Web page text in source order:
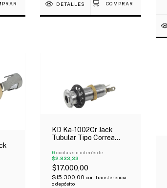
DETALLES
KD Ka-1002Cr Jack
Tubular Tipo Correa
6 cuotas sin interés de
$2.833,33
$17.000,00
$15.300,00 con Transferencia
o depósito